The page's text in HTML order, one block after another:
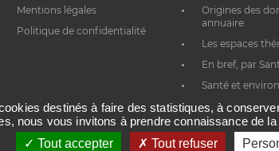
Mentions légales
Politique de confidentialité
Origines des
annuaire
Les espaces
En bref, par
Santé et
destinés à faire des statistiques, à
nous vous invitons à prendre connaissance de
Tout accepter
Tout refuser